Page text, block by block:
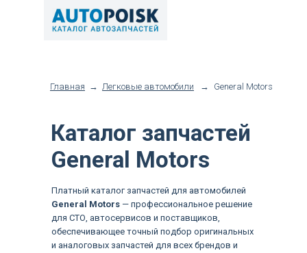
Главная Легковые автомобили
→ → General Motors
Платный каталог запчастей для автомобилей
General Motors — профессиональное решение
для СТО, автосервисов и поставщиков,
обеспечивающее точный подбор оригинальных
и аналоговых запчастей для всех брендов и
Каталог запчастей
General Motors